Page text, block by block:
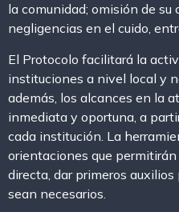
la comunidad; omisión de
negligencias en el cuido,
El Protocolo facilitará la
instituciones a nivel local y
además, los alcances en la
inmediata y oportuna, a
cada institución. La
orientaciones que
directa, dar primeros
sean necesarios.